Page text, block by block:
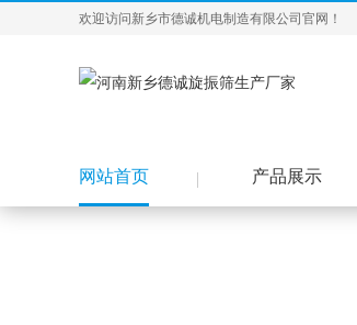
欢迎访问新乡市德诚机电制造有限公司官网！
网站首页 产品展示